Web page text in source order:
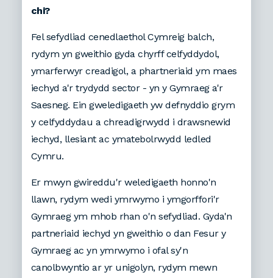
chi?
Fel sefydliad cenedlaethol Cymreig balch,
rydym yn gweithio gyda chyrff celfyddydol,
ymarferwyr creadigol, a phartneriaid ym maes
iechyd a'r trydydd sector - yn y Gymraeg a'r
Saesneg. Ein gweledigaeth yw defnyddio grym
y celfyddydau a chreadigrwydd i drawsnewid
iechyd, llesiant ac ymatebolrwydd ledled
Cymru.
Er mwyn gwireddu'r weledigaeth honno'n
llawn, rydym wedi ymrwymo i ymgorffori'r
Gymraeg ym mhob rhan o'n sefydliad. Gyda'n
partneriaid iechyd yn gweithio o dan Fesur y
Gymraeg ac yn ymrwymo i ofal sy'n
canolbwyntio ar yr unigolyn, rydym mewn